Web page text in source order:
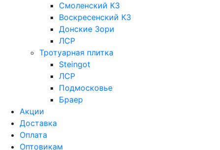
Смоленский КЗ
Воскресенский КЗ
Донские Зори
ЛСР
Тротуарная плитка
Steingot
ЛСР
Подмосковье
Браер
Акции
Доставка
Оплата
Оптовикам